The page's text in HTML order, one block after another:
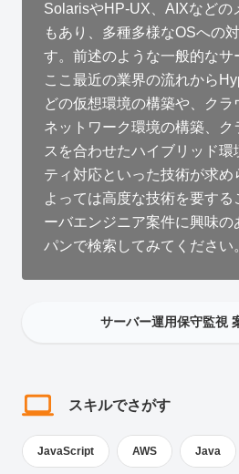
SolarisやHP-UX、AIXなどの
もあり、多種多様なOSへの
す。前述のような一般的なサ
ここ最近の業界の流れから
どの仮想環境の構築や、クラ
ネットワーク環境の構築、ク
スを合わせたハイブリッド環
ティ対応といった技術が求め
よっては高度な技術を要す
ーバエンジニア案件に興味の
パンで検索してみてください
サーバー運用保守監視
スキルでさがす
JavaScript AWS Java